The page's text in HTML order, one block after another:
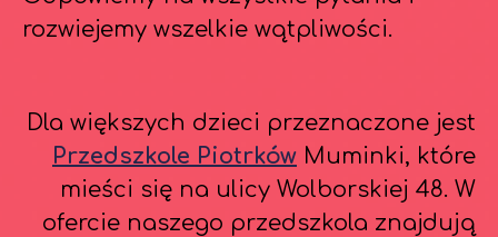
rozwiejemy wszelkie wątpliwości.
Dla większych dzieci przeznaczone jest
Przedszkole Piotrków Muminki, które
mieści się na ulicy Wolborskiej 48. W
ofercie naszego przedszkola znajdują